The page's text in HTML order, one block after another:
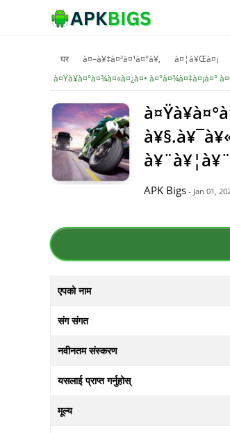
घर à¤–à¥‡à¤²à¤¹à¤°à¥‚
à¤¦à¥Œà¤¡
à¤Ÿà¥à¤°à¤¾à¤«à¤¿à¤• à¤°à¤¾à¤‡à¤¡à¤°
APK Bigs - Jan 01,
एपको नाम
संग संगत
नवीनतम संस्करण
यसलाई प्राप्त गर्नुहोस्
मूल्य